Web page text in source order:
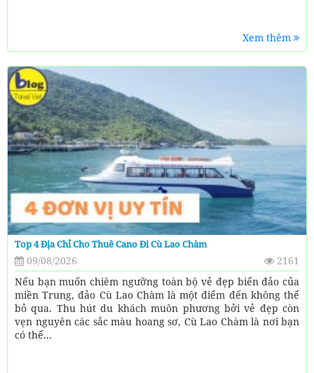
Xem thêm
Top 4 Địa Chỉ Cho Thuê Cano Đi Cù Lao Chàm
09/08/2026
2161
Nếu bạn muốn chiêm ngưỡng toàn bộ vẻ đẹp biển đảo của
miền Trung, đảo Cù Lao Chàm là một điểm đến không thể
bỏ qua. Thu hút du khách muôn phương bởi vẻ đẹp còn
vẹn nguyên các sắc màu hoang sơ, Cù Lao Chàm là nơi bạn
có thể...